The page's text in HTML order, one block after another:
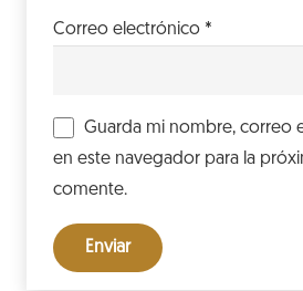
Correo electrónico *
Guarda mi nombre, correo
en este navegador para la
comente.